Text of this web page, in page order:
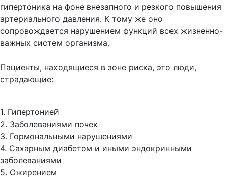
гипертоника на фоне внезапного и резкого повышения
артериального давления. К тому же оно
сопровождается нарушением функций всех жизненно-
важных систем организма.
Пациенты, находящиеся в зоне риска, это люди,
страдающие:
1. Гипертонией
2. Заболеваниями почек
3. Гормональными нарушениями
4. Сахарным диабетом и иными эндокринными
заболеваниями
5. Ожирением